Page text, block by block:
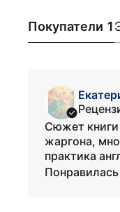
Покупатели 1
Сюжет книги
жаргона,
практика